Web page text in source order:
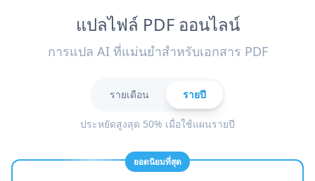
แปลไฟล์ PDF ออนไลน์
การแปล AI ที่แม่นยำสำหรับเอกสาร PDF
รายเดือน รายปี
ประหยัดสูงสุด 50% เมื่อใช้แผนรายปี
ยอดนิยมที่สุด